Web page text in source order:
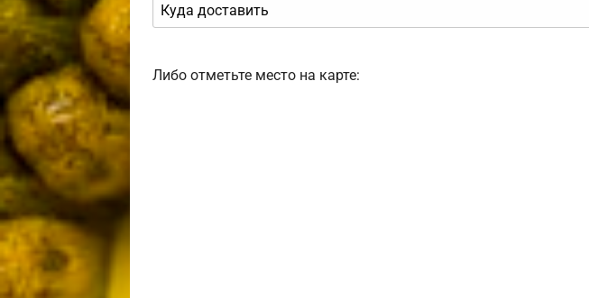
Либо отметьте место на карте: